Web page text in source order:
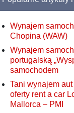
Wynajem
Chopina (WAW)
Wynajem
portugalską
samochodem
Tani wynajem
oferty rent a car
Mallorca – PMI